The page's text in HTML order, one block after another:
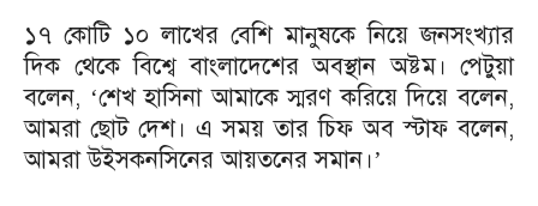
১৭ কোটি ১০ লাখের বেশি মানুষকে নিয়ে জনসংখ্যার
দিক থেকে বিশ্বে বাংলাদেশের অবস্থান অষ্টম। পেটুয়া
বলেন, ‘শেখ হাসিনা আমাকে স্মরণ করিয়ে দিয়ে বলেন,
আমরা ছোট দেশ। এ সময় তার চিফ অব স্টাফ বলেন,
আমরা উইসকনসিনের আয়তনের সমান।’